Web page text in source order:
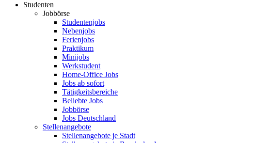
Studenten
Jobbörse
Studentenjobs
Nebenjobs
Ferienjobs
Praktikum
Minijobs
Werkstudent
Home-Office Jobs
Jobs ab sofort
Tätigkeitsbereiche
Beliebte Jobs
Jobbörse
Jobs Deutschland
Stellenangebote
Stellenangebote je Stadt